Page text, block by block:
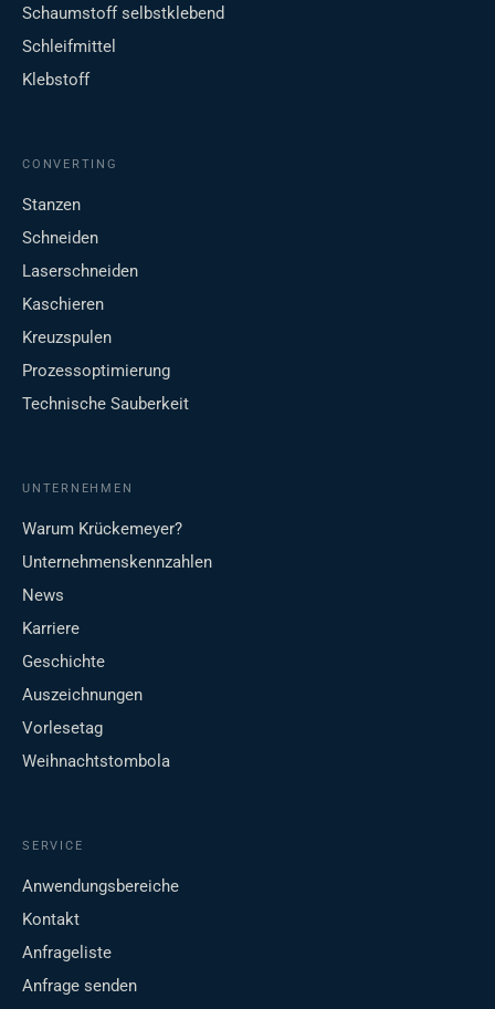
Schaumstoff selbstklebend
Schleifmittel
Klebstoff
CONVERTING
Stanzen
Schneiden
Laserschneiden
Kaschieren
Kreuzspulen
Prozessoptimierung
Technische Sauberkeit
UNTERNEHMEN
Warum Krückemeyer?
Unternehmenskennzahlen
News
Karriere
Geschichte
Auszeichnungen
Vorlesetag
Weihnachtstombola
SERVICE
Anwendungsbereiche
Kontakt
Anfrageliste
Anfrage senden